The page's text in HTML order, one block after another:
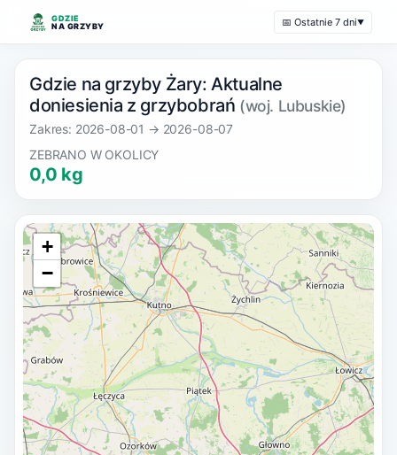
GDZIE
NA GRZYBY
📅 Ostatnie 7 dni▼
Gdzie na grzyby Żary: Aktualne
doniesienia z grzybobrań (woj. Lubuskie)
Zakres: 2026-08-01 → 2026-08-07
ZEBRANO W OKOLICY
0,0 kg
+
−